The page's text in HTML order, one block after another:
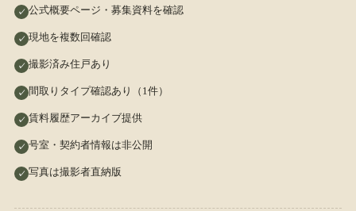
公式概要ページ・募集資料を確認
現地を複数回確認
撮影済み住戸あり
間取りタイプ確認あり（1件）
賃料履歴アーカイブ提供
号室・契約者情報は非公開
写真は撮影者直納版